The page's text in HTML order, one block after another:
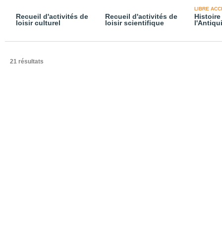
Recueil d'activités de
loisir culturel
Recueil d'activités de
loisir scientifique
LIBRE
21 résultats